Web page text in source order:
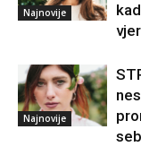
Najnovije
Najnovije